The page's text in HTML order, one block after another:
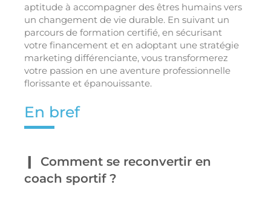
aptitude à accompagner des êtres humains vers
un changement de vie durable. En suivant un
parcours de formation certifié, en sécurisant
votre financement et en adoptant une stratégie
marketing différenciante, vous transformerez
votre passion en une aventure professionnelle
florissante et épanouissante.
En bref
Comment se reconvertir en
coach sportif ?